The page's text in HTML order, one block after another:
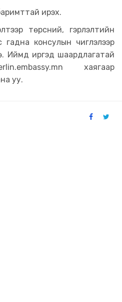
ирэх.
төрсний, гэрлэлтийн
гадна консулын чиглэлээр
Иймд иргэд шаардлагатай
хаягаар
уу.